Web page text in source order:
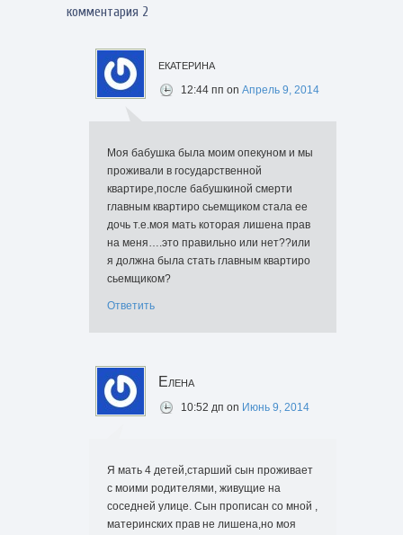
комментария 2
екатерина
12:44 пп on Апрель 9, 2014
Моя бабушка была моим опекуном и мы
проживали в государственной
квартире,после бабушкиной смерти
главным квартиро сьемщиком стала ее
дочь т.е.моя мать которая лишена прав
на меня….это правильно или нет??или
я должна была стать главным квартиро
сьемщиком?
Ответить
Елена
10:52 дп on Июнь 9, 2014
Я мать 4 детей,старший сын проживает
с моими родителями, живущие на
соседней улице. Сын прописан со мной ,
материнских прав не лишена,но моя